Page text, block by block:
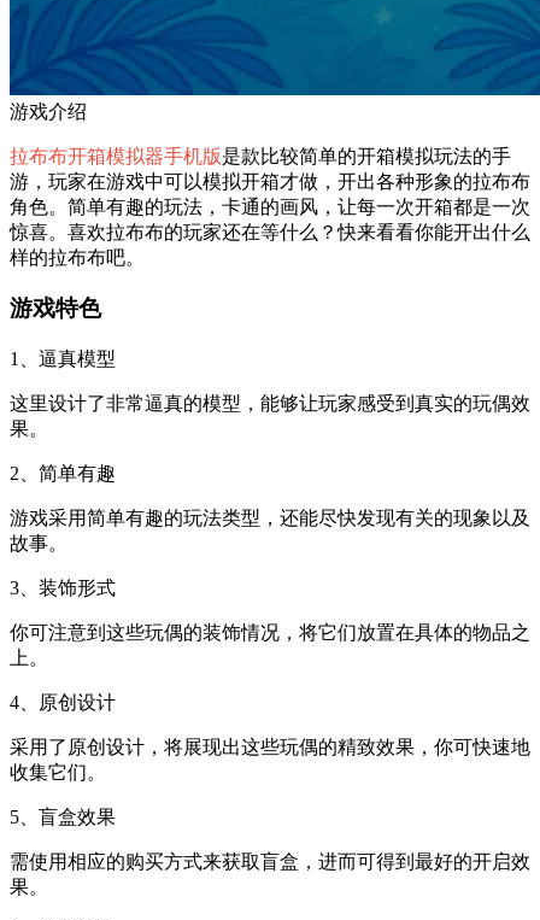
游戏介绍
拉布布开箱模拟器手机版是款比较简单的开箱模拟玩法的手
游，玩家在游戏中可以模拟开箱才做，开出各种形象的拉布布
角色。简单有趣的玩法，卡通的画风，让每一次开箱都是一次
惊喜。喜欢拉布布的玩家还在等什么？快来看看你能开出什么
样的拉布布吧。
游戏特色
1、逼真模型
这里设计了非常逼真的模型，能够让玩家感受到真实的玩偶效
果。
2、简单有趣
游戏采用简单有趣的玩法类型，还能尽快发现有关的现象以及
故事。
3、装饰形式
你可注意到这些玩偶的装饰情况，将它们放置在具体的物品之
上。
4、原创设计
采用了原创设计，将展现出这些玩偶的精致效果，你可快速地
收集它们。
5、盲盒效果
需使用相应的购买方式来获取盲盒，进而可得到最好的开启效
果。